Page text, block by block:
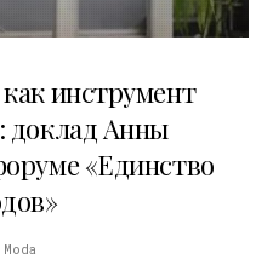
инструмент
доклад Анны
«Единство
Moda